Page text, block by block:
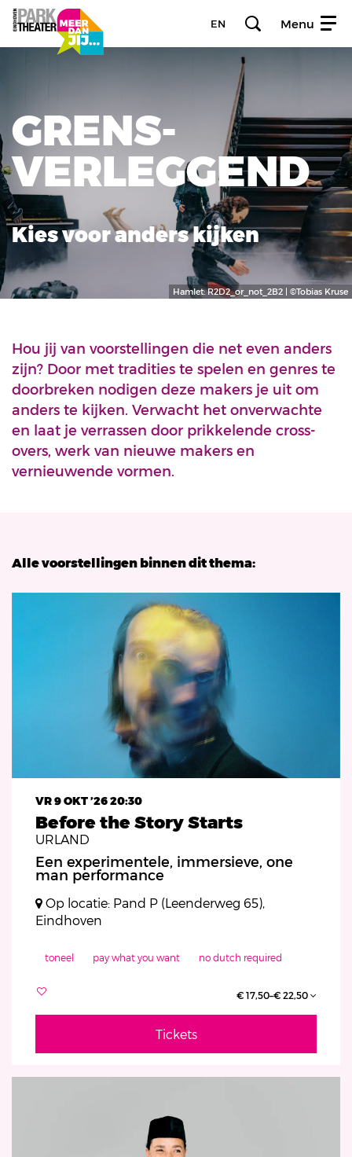
EN Menu
Hamlet: R2D2_or_not_2B2 | ©Tobias Kruse
GRENS­
VERLEG­GEND
Kies voor anders kijken
Hou jij van voorstellingen die net even anders
zijn? Door met tradities te spelen en genres te
doorbreken nodigen deze makers je uit om
anders te kijken. Verwacht het onverwachte
en laat je verrassen door prikkelende cross-
overs, werk van nieuwe makers en
vernieuwende vormen.
Alle voorstellingen binnen dit thema:
Before the Story Starts
URLAND
VR 9 OKT ’2620:30
Een experimentele, immersieve, one
man performance
Op locatie: Pand P (Leenderweg 65),
Eindhoven
toneel pay what you want no dutch required
€ 17,50–€ 22,50
Tickets